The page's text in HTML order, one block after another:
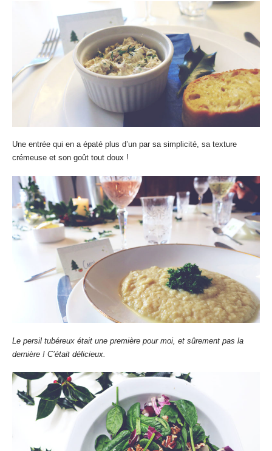
Une entrée qui en a épaté plus d’un par sa simplicité, sa texture
crémeuse et son goût tout doux !
Le persil tubéreux était une première pour moi, et sûrement pas la
dernière ! C’était délicieux.